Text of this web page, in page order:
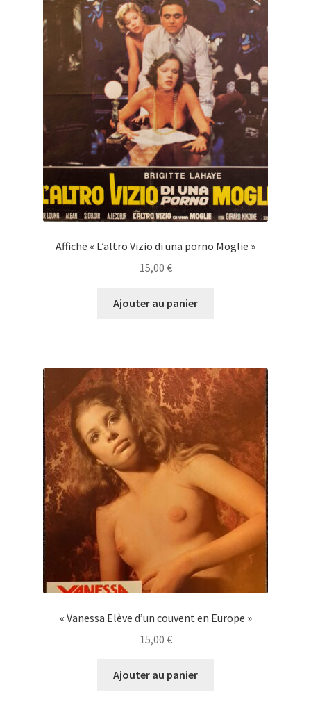
Affiche « L’altro Vizio di una porno Moglie »
15,00 €
Ajouter au panier
« Vanessa Elève d’un couvent en Europe »
15,00 €
Ajouter au panier